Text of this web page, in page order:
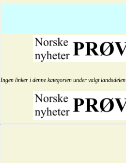
Ingen linker i denne kategorien under valgt landsdelen